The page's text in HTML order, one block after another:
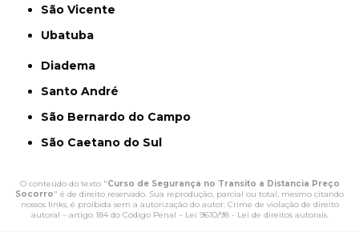
São Vicente
Ubatuba
Diadema
Santo André
São Bernardo do Campo
São Caetano do Sul
O conteúdo do texto "Curso de Segurança no Transito a Distancia Preço
Socorro" é de direito reservado. Sua reprodução, parcial ou total, mesmo citando
nossos links, é proibida sem a autorização do autor. Crime de violação de direito
autoral – artigo 184 do Código Penal – Lei 9610/98 - Lei de direitos autorais.